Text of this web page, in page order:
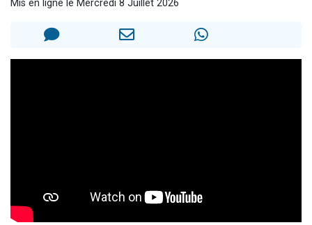
Mis en ligne le Mercredi 8 Juillet 2026